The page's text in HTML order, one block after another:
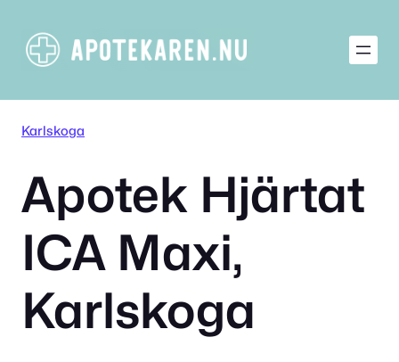
innehåll
Karlskoga
Apotek Hjärtat
ICA Maxi,
Karlskoga